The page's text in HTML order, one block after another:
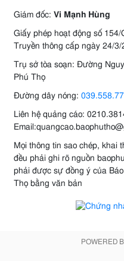
Giám đốc: Vi Mạnh Hùng
Giấy phép hoạt động số
Truyền thông cấp ngày 24/3/
Trụ sở tòa soạn: Đường
Phú Thọ
Đường dây nóng:
Liên hệ quảng cáo:
Mọi thông tin sao chép, khai
đều phải ghi rõ nguồn
phải được sự đồng ý của
Thọ bằng văn bản
POWERED